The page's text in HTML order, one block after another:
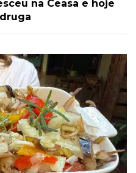
na Ceasa e hoje